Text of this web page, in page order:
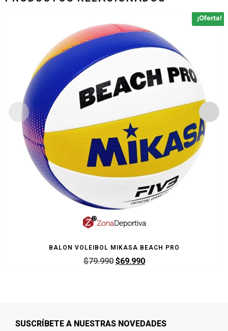
¡Oferta!
BALON VOLEIBOL MIKASA BEACH PRO
$79.990 $69.990
SUSCRÍBETE A NUESTRAS NOVEDADES